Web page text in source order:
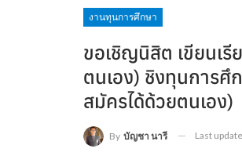
งานทุนการศึกษา
ขอเชิญนิสิต เขียนเ
ตนเอง) ชิงทุนการ
สมัครได้ด้วยตนเอง)
By บัญชา นารี Last